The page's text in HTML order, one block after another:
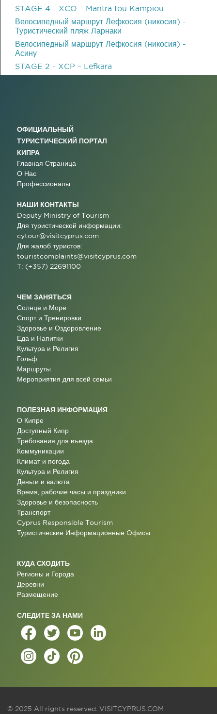
STAGE 4 - XCO – Mantra tou Kampiou
Велосипедный маршрут Лефкосия (никосия) -
Туристический пляж Ларнаки
Велосипедный маршрут Лефкосия (никосия) -
Асину
STAGE 2 - XCP – Lefkara
ОФИЦИАЛЬНЫЙ
ТУРИСТИЧЕСКИЙ ПОРТАЛ
КИПРА
Главная Страница
О Нас
Профессионалы
НАШИ КОНТАКТЫ
Deputy Ministry of Tourism
Для туристической информации:
cytour@visitcyprus.com
Для жалоб туристов:
touristcomplaints@visitcyprus.com
T: (+357) 22691100
ЧЕМ ЗАНЯТЬСЯ
Солнце и Море
Спорт и Тренировки
Здоровье и Оздоровление
Еда и Напитки
Культура и Религия
Гольф
Маршруты
Мероприятия для всей семьи
ПОЛЕЗНАЯ ИНФОРМАЦИЯ
О Кипре
Доступный Кипр
Требования для въезда
Коммуникации
Климат и погода
Культура и Религия
Деньги и валюта
Время, рабочие часы и праздники
Здоровье и безопасность
Транспорт
Cyprus Responsible Tourism
Туристические Информационные Oфисы
КУДА СХОДИТЬ
Регионы и Города
Деревни
Размещение
СЛЕДИТЕ ЗА НАМИ
© 2025 All rights reserved. VISITCYPRUS.COM